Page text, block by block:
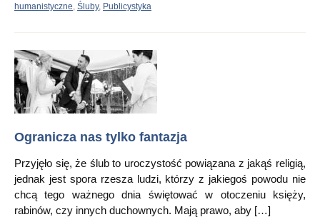
humanistyczne Śluby, Publicystyka
Ogranicza nas tylko fantazja
Przyjęło się, że ślub to uroczystość powiązana z jakąś religią,
jednak jest spora rzesza ludzi, którzy z jakiegoś powodu nie
chcą tego ważnego dnia świętować w otoczeniu księży,
rabinów, czy innych duchownych. Mają prawo, aby […]